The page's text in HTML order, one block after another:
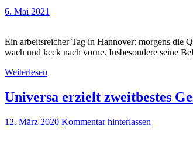
6. Mai 2021
Ein arbeitsreicher Tag in Hannover: morgens die
wach und keck nach vorne. Insbesondere seine
Weiterlesen
Universa erzielt zweitbestes
12. März 2020 Kommentar hinterlassen